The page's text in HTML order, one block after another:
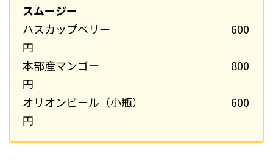
スムージー
ハスカップベリー 600
円
本部産マンゴー 800
円
オリオンビール（小瓶） 600
円